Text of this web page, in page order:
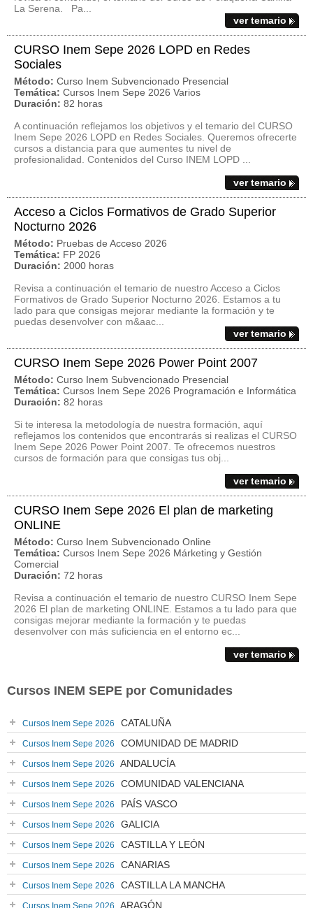
La Serena. Pa...
ver temario
CURSO Inem Sepe 2026 LOPD en Redes
Sociales
Método: Curso Inem Subvencionado Presencial
Temática: Cursos Inem Sepe 2026 Varios
Duración: 82 horas
A continuación reflejamos los objetivos y el temario del CURSO
Inem Sepe 2026 LOPD en Redes Sociales. Queremos ofrecerte
cursos a distancia para que aumentes tu nivel de
profesionalidad. Contenidos del Curso INEM LOPD ...
ver temario
Acceso a Ciclos Formativos de Grado Superior
Nocturno 2026
Método: Pruebas de Acceso 2026
Temática: FP 2026
Duración: 2000 horas
Revisa a continuación el temario de nuestro Acceso a Ciclos
Formativos de Grado Superior Nocturno 2026. Estamos a tu
lado para que consigas mejorar mediante la formación y te
puedas desenvolver con m&aac...
ver temario
CURSO Inem Sepe 2026 Power Point 2007
Método: Curso Inem Subvencionado Presencial
Temática: Cursos Inem Sepe 2026 Programación e Informática
Duración: 82 horas
Si te interesa la metodología de nuestra formación, aquí
reflejamos los contenidos que encontrarás si realizas el CURSO
Inem Sepe 2026 Power Point 2007. Te ofrecemos nuestros
cursos de formación para que consigas tus obj...
ver temario
CURSO Inem Sepe 2026 El plan de marketing
ONLINE
Método: Curso Inem Subvencionado Online
Temática: Cursos Inem Sepe 2026 Márketing y Gestión
Comercial
Duración: 72 horas
Revisa a continuación el temario de nuestro CURSO Inem Sepe
2026 El plan de marketing ONLINE. Estamos a tu lado para que
consigas mejorar mediante la formación y te puedas
desenvolver con más suficiencia en el entorno ec...
ver temario
Cursos INEM SEPE por Comunidades
Cursos Inem Sepe 2026 CATALUÑA
Cursos Inem Sepe 2026 COMUNIDAD DE MADRID
Cursos Inem Sepe 2026 ANDALUCÍA
Cursos Inem Sepe 2026 COMUNIDAD VALENCIANA
Cursos Inem Sepe 2026 PAÍS VASCO
Cursos Inem Sepe 2026 GALICIA
Cursos Inem Sepe 2026 CASTILLA Y LEÓN
Cursos Inem Sepe 2026 CANARIAS
Cursos Inem Sepe 2026 CASTILLA LA MANCHA
Cursos Inem Sepe 2026 ARAGÓN